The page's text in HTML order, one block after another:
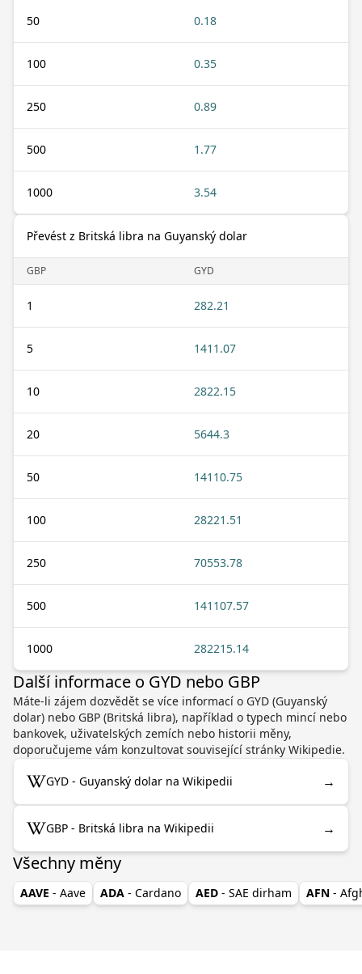
50 0.18
100 0.35
250 0.89
500 1.77
1000 3.54
Převést z Britská libra na Guyanský dolar
GBP GYD
1 282.21
5 1411.07
10 2822.15
20 5644.3
50 14110.75
100 28221.51
250 70553.78
500 141107.57
1000 282215.14
Další informace o GYD nebo GBP
Máte-li zájem dozvědět se více informací o GYD (Guyanský
dolar) nebo GBP (Britská libra), například o typech mincí nebo
bankovek, uživatelských zemích nebo historii měny,
doporučujeme vám konzultovat související stránky Wikipedie.
GYD - Guyanský dolar na Wikipedii →
GBP - Britská libra na Wikipedii →
Všechny měny
AAVE - Aave ADA - Cardano AED - SAE dirham AFN -